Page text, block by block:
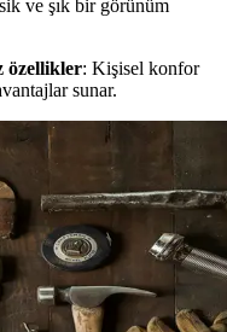
ve şık bir görünüm
özellikler: Kişisel konfor
sunar.